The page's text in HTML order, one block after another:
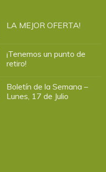
LA MEJOR OFERTA!
¡Tenemos un punto de
retiro!
Boletín de la Semana –
Lunes, 17 de Julio